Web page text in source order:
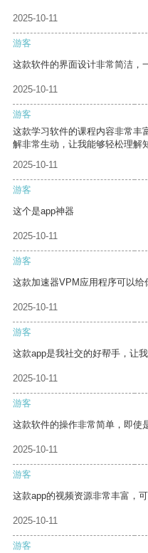
2025-10-11
游客
这款软件的界面设计非常简洁，
2025-10-11
游客
这款学习软件的课程内容非常丰
解非常生动，让我能够轻松理解
2025-10-11
游客
这个是app神器
2025-10-11
游客
这款加速器VPM应用程序可以给
2025-10-11
游客
这款app是我社交的好帮手，让
2025-10-11
游客
这款软件的操作非常简单，即使
2025-10-11
游客
这款app的视频资源非常丰富，
2025-10-11
游客